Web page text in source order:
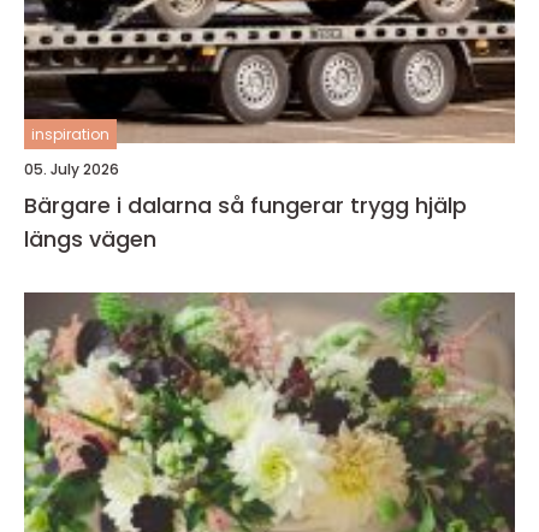
inspiration
05. July 2026
Bärgare i dalarna så fungerar trygg hjälp
längs vägen